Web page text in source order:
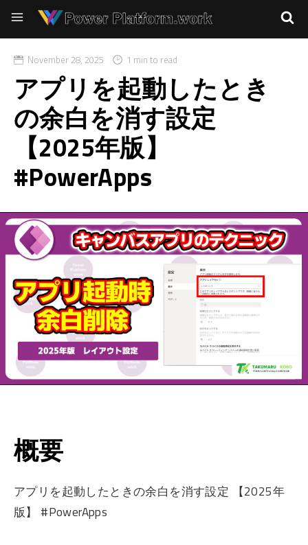
November 28, 2025 1 min to read
アプリを起動したとき
の余白を消す設定
【2025年版】
#PowerApps
概要
アプリを起動したときの余白を消す設定 【2025年
版】 #PowerApps